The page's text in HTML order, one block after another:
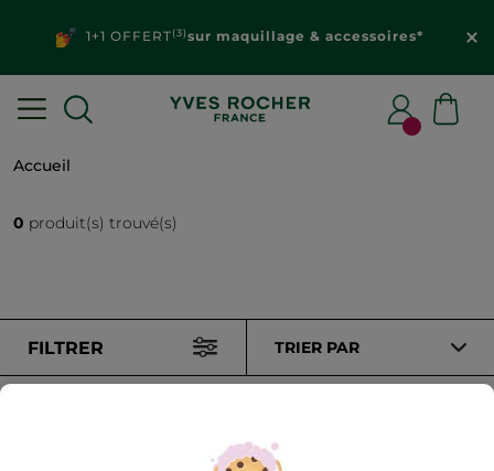
1+1 OFFERT(3)sur maquillage & accessoires*
Accueil
0 produit(s) trouvé(s)
FILTRER TRIER PAR